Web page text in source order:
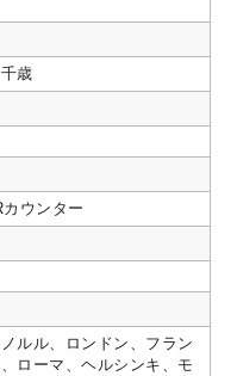
歳
ウンター
ルル、ロンドン、フラン
ローマ、ヘルシンキ、モ